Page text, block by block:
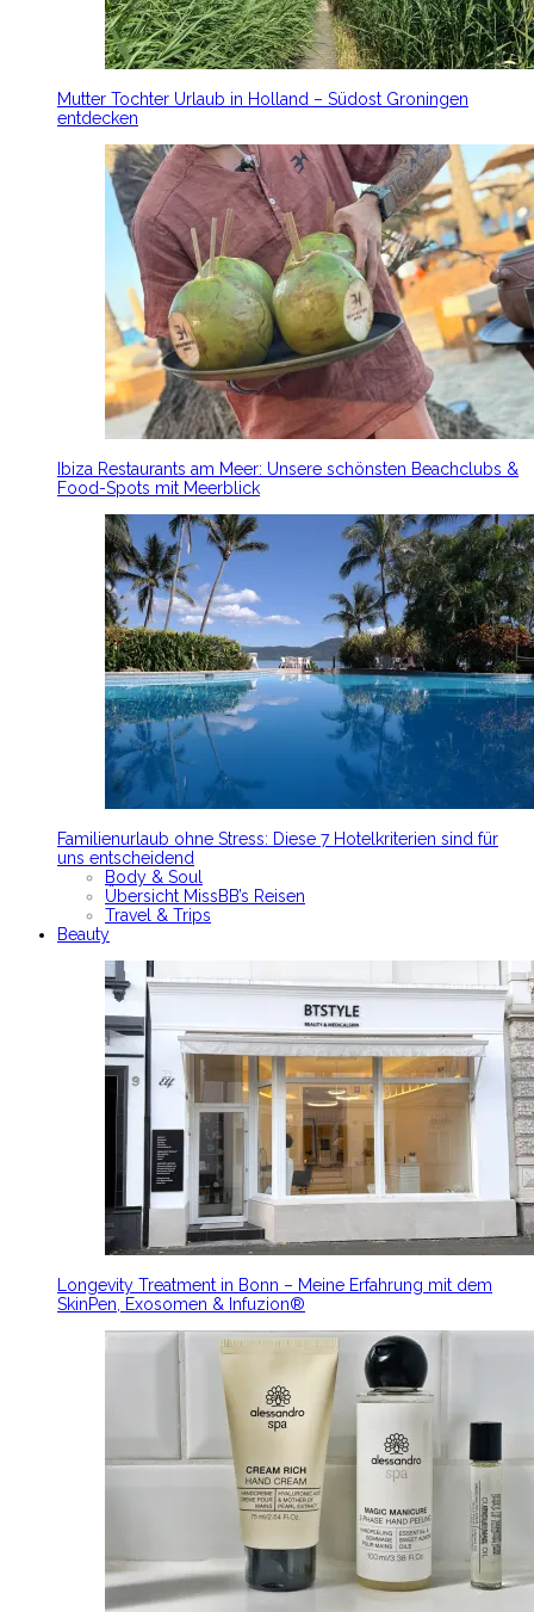
Mutter Tochter Urlaub in Holland – Südost Groningen
entdecken
Ibiza Restaurants am Meer: Unsere schönsten Beachclubs &
Food-Spots mit Meerblick
Familienurlaub ohne Stress: Diese 7 Hotelkriterien sind für
uns entscheidend
Body & Soul
Übersicht MissBB’s Reisen
Travel & Trips
Beauty
Longevity Treatment in Bonn – Meine Erfahrung mit dem
SkinPen, Exosomen & Infuzion®